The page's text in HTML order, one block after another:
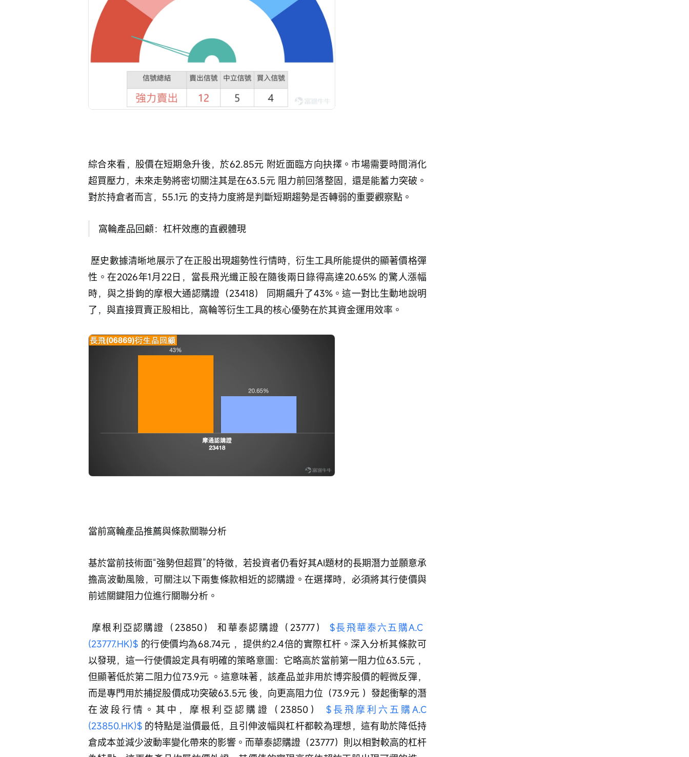
綜合來看，股價在短期急升後，於62.85元 附近面臨方向抉擇。市場需要時間消化
超買壓力，未來走勢將密切關注其是在63.5元 阻力前回落整固，還是能蓄力突破。
對於持倉者而言，55.1元 的支持力度將是判斷短期趨勢是否轉弱的重要觀察點。
窩輪產品回顧：杠杆效應的直觀體現
性。在2026年1月22日，當長飛光纖正股在隨後兩日錄得高達20.65% 的驚人漲幅
時，與之掛鉤的摩根大通認購證（23418） 同期飆升了43%。這一對比生動地說明
了，與直接買賣正股相比，窩輪等衍生工具的核心優勢在於其資金運用效率。
當前窩輪產品推薦與條款關聯分析
基於當前技術面“強勢但超買”的特徵，若投資者仍看好其AI題材的長期潛力並願意承
擔高波動風險，可關注以下兩隻條款相近的認購證。在選擇時，必須將其行使價與
前述關鍵阻力位進行關聯分析。
摩根利亞認購證（23850） 和華泰認購證（23777） $長飛華泰六五購A.C
(23777.HK)$ 的行使價均為68.74元 ，提供約2.4倍的實際杠杆。深入分析其條款可
以發現，這一行使價設定具有明確的策略意圖：它略高於當前第一阻力位63.5元 ，
但顯著低於第二阻力位73.9元 。這意味著，該產品並非用於博弈股價的輕微反彈，
而是專門用於捕捉股價成功突破63.5元 後，向更高阻力位（73.9元 ）發起衝擊的潛
在波段行情。其中，摩根利亞認購證（23850） $長飛摩利六五購A.C
(23850.HK)$ 的特點是溢價最低，且引伸波幅與杠杆都較為理想，這有助於降低持
倉成本並減少波動率變化帶來的影響。而華泰認購證（23777）則以相對較高的杠杆